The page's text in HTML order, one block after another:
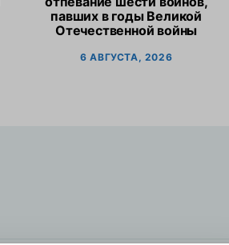
павших в годы Великой
Отечественной войны
6 АВГУСТА, 2026